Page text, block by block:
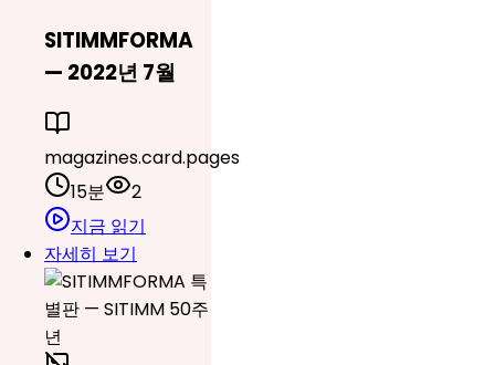
SITIMMFORMA
— 2022년 7월
magazines.card.pages
15분
2
지금 읽기
자세히 보기